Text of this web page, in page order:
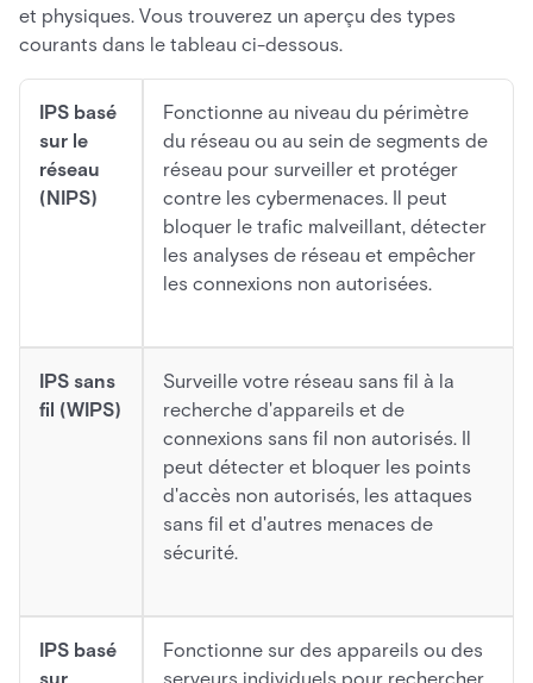
et physiques. Vous trouverez un aperçu des types
courants dans le tableau ci-dessous.
IPS basé
sur le
réseau
(NIPS)
Fonctionne au niveau du périmètre
du réseau ou au sein de segments de
réseau pour surveiller et protéger
contre les cybermenaces. Il peut
bloquer le trafic malveillant, détecter
les analyses de réseau et empêcher
les connexions non autorisées.
IPS sans
fil (WIPS)
Surveille votre réseau sans fil à la
recherche d'appareils et de
connexions sans fil non autorisés. Il
peut détecter et bloquer les points
d'accès non autorisés, les attaques
sans fil et d'autres menaces de
sécurité.
IPS basé
Fonctionne sur des appareils ou des